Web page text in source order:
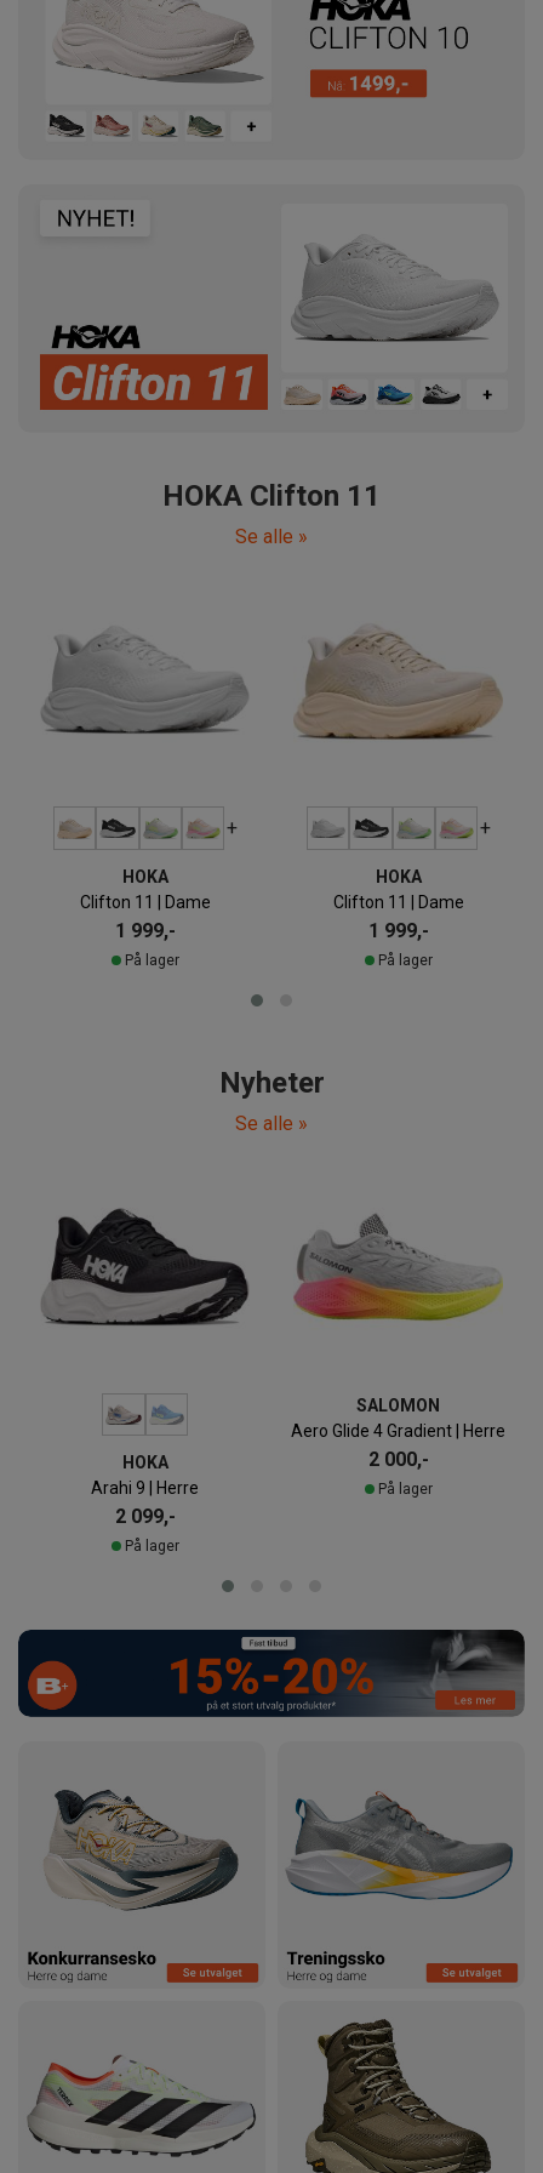
HOKA Clifton 11
Se alle
+
HOKA
Clifton 11 | Dame
1 999,-
På lager
+
HOKA
Clifton 11 | Dame
1 999,-
På lager
Nyheter
Se alle
HOKA
Arahi 9 | Herre
2 099,-
På lager
SALOMON
Aero Glide 4 Gradient | Herre
2 000,-
På lager